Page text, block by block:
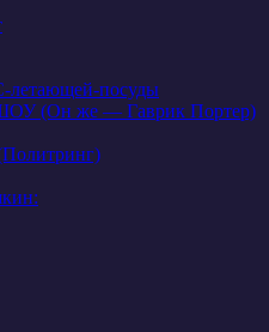
посуды
(Он же — Гаврик Портер)